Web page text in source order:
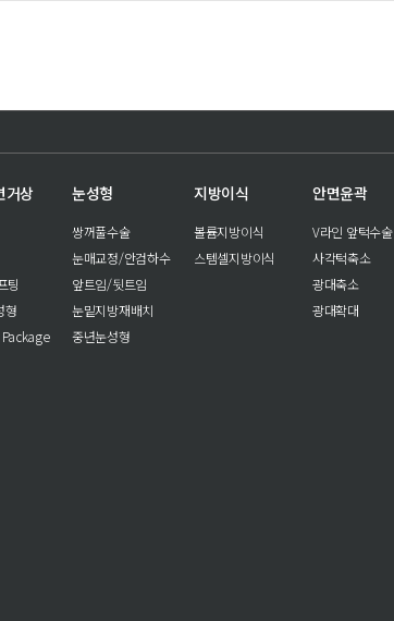
거상
팅
형
눈성형
쌍꺼풀수술
눈매교정/안검하수
앞트임/뒷트임
눈밑지방재배치
중년눈성형
지방이식
볼륨지방이식
스템셀지방이식
안면윤곽
V라인 앞턱수술
사각턱축소
광대축소
광대확대